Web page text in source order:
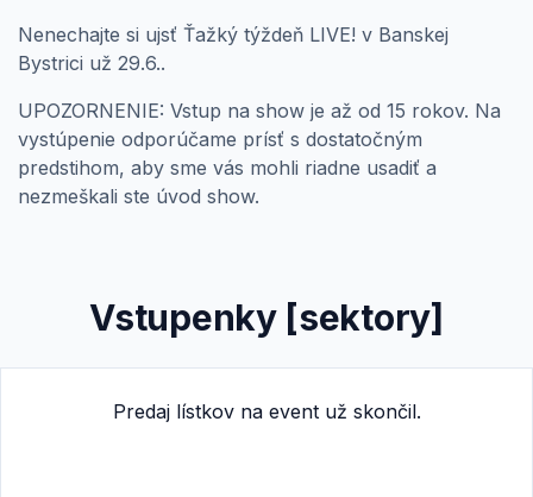
Nenechajte si ujsť Ťažký týždeň LIVE! v Banskej
Bystrici už 29.6..
UPOZORNENIE: Vstup na show je až od 15 rokov. Na
vystúpenie odporúčame prísť s dostatočným
predstihom, aby sme vás mohli riadne usadiť a
nezmeškali ste úvod show.
Vstupenky [sektory]
Predaj lístkov na event už skončil.